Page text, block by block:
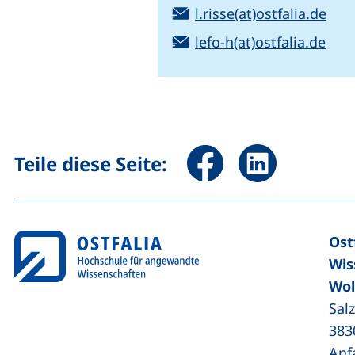
E-Mail:
l.risse(at)ostfalia.de
E-Mail:
lefo-h(at)ostfalia.de
Teile diese Seite: Seite über Facebook
Seite über